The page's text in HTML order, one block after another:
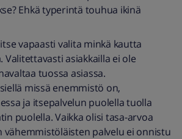
Ehkä typerintä touhua ikinä
vapaasti valita minkä kautta
Valitettavasti asiakkailla ei ole
tuossa asiassa.
missä enemmistö on,
ja itsepalvelun puolella tuolla
puolella. Vaikka olisi tasa-arvoa
vähemmistöläisten palvelu ei onnistu